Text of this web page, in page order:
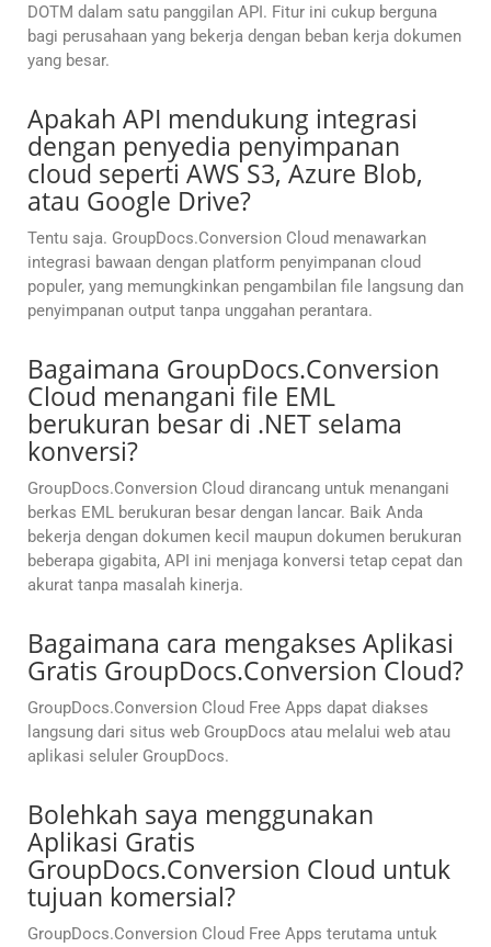
DOTM dalam satu panggilan API. Fitur ini cukup berguna
bagi perusahaan yang bekerja dengan beban kerja dokumen
yang besar.
Apakah API mendukung integrasi
dengan penyedia penyimpanan
cloud seperti AWS S3, Azure Blob,
atau Google Drive?
Tentu saja. GroupDocs.Conversion Cloud menawarkan
integrasi bawaan dengan platform penyimpanan cloud
populer, yang memungkinkan pengambilan file langsung dan
penyimpanan output tanpa unggahan perantara.
Bagaimana GroupDocs.Conversion
Cloud menangani file EML
berukuran besar di .NET selama
konversi?
GroupDocs.Conversion Cloud dirancang untuk menangani
berkas EML berukuran besar dengan lancar. Baik Anda
bekerja dengan dokumen kecil maupun dokumen berukuran
beberapa gigabita, API ini menjaga konversi tetap cepat dan
akurat tanpa masalah kinerja.
Bagaimana cara mengakses Aplikasi
Gratis GroupDocs.Conversion Cloud?
GroupDocs.Conversion Cloud Free Apps dapat diakses
langsung dari situs web GroupDocs atau melalui web atau
aplikasi seluler GroupDocs.
Bolehkah saya menggunakan
Aplikasi Gratis
GroupDocs.Conversion Cloud untuk
tujuan komersial?
GroupDocs.Conversion Cloud Free Apps terutama untuk